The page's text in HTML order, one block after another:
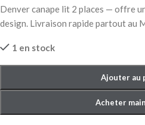
Denver canape lit 2 places — offre
design. Livraison rapide partout au
1 en stock
Ajouter au
Acheter